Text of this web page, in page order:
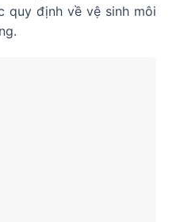
quy định về vệ sinh môi